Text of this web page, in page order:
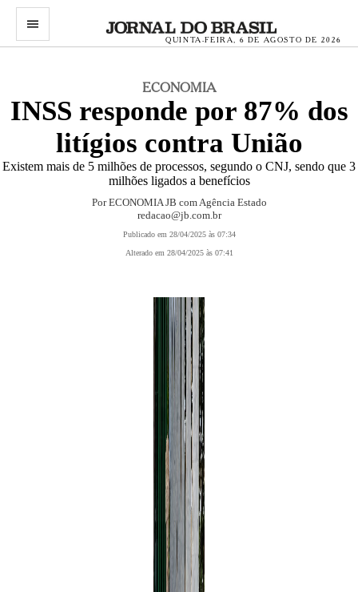
menu
QUINTA-FEIRA, 6 DE AGOSTO DE 2026
ECONOMIA
INSS responde por 87% dos
litígios contra União
Existem mais de 5 milhões de processos, segundo o CNJ, sendo que 3
milhões ligados a benefícios
Por ECONOMIA JB com Agência Estado
redacao@jb.com.br
Publicado em 28/04/2025 às 07:34
Alterado em 28/04/2025 às 07:41